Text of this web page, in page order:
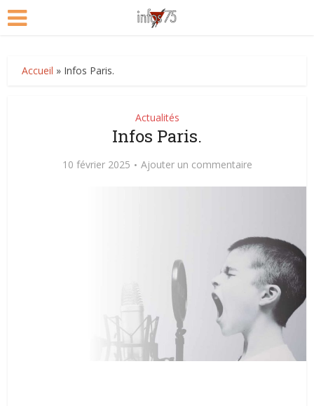
Accueil » Infos Paris.
Actualités
Infos Paris.
10 février 2025 Ajouter un commentaire